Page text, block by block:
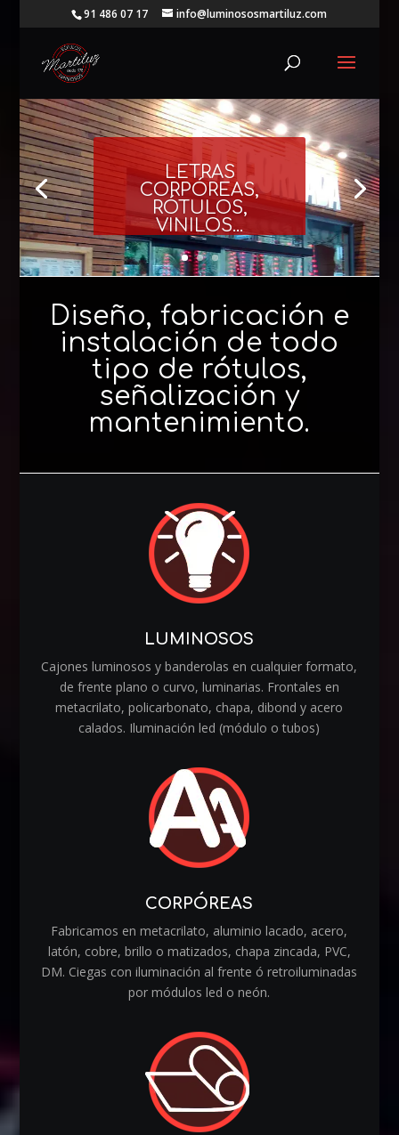
91 486 07 17 info@luminososmartiluz.com
LETRAS
CORPÓREAS,
RÓTULOS,
VINILOS...
Diseño, fabricación e
instalación de todo
tipo de rótulos,
señalización y
mantenimiento.
LUMINOSOS
Cajones luminosos y banderolas en cualquier formato,
de frente plano o curvo, luminarias. Frontales en
metacrilato, policarbonato, chapa, dibond y acero
calados. Iluminación led (módulo o tubos)
CORPÓREAS
Fabricamos en metacrilato, aluminio lacado, acero,
latón, cobre, brillo o matizados, chapa zincada, PVC,
DM. Ciegas con iluminación al frente ó retroiluminadas
por módulos led o neón.